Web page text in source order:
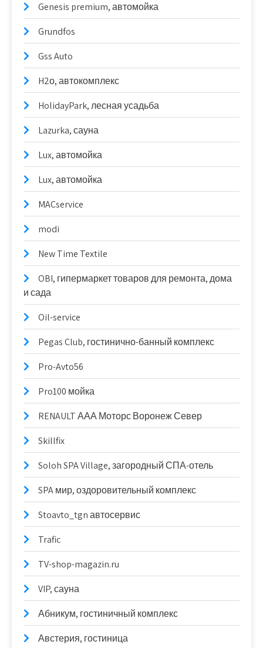
Genesis premium, автомойка
Grundfos
Gss Auto
H2о, автокомплекс
HolidayPark, лесная усадьба
Lazurka, сауна
Lux, автомойка
Lux, автомойка
MACservice
modi
New Time Textile
OBI, гипермаркет товаров для ремонта, дома
и сада
Oil-service
Pegas Club, гостинично-банный комплекс
Pro-Avto56
Pro100 мойка
RENAULT ААА Моторс Воронеж Север
Skillfix
Soloh SPA Village, загородный СПА-отель
SPA мир, оздоровительный комплекс
Stoavto_tgn автосервис
Trafic
TV-shop-magazin.ru
VIP, сауна
Абникум, гостиничный комплекс
Австерия, гостиница